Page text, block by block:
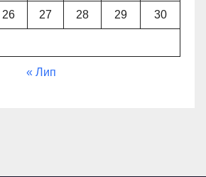
26 27 28 29 30
« Лип